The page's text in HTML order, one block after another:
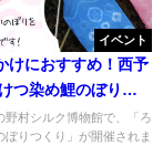
イベント
けにおすすめ！西予
つ染め鯉のぼりつ
野村シルク博物館で、「ろ
ぼりつくり」が開催されま